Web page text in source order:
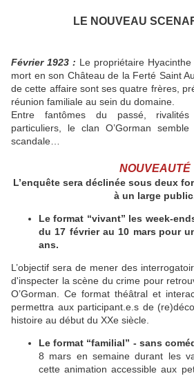
LE NOUVEAU
Février 1923 : Le propriétaire
mort en son Château de la Ferté Saint
de cette affaire sont ses quatre frères,
réunion familiale au sein du domaine.
Entre fantômes du passé,
particuliers, le clan O’Gorman
scandale…
NOUVEAUTÉ
L’enquête sera déclinée sous deux
à un large
Le format “vivant” les week-
du 17 février au 10 mars pour
ans.
L’objectif sera de mener des
d'inspecter la scène du crime pour
O’Gorman. Ce format théâtral et
permettra aux participant.e.s de
histoire au début du XXe siècle.
Le format “familial” - sans
8 mars en semaine durant les
cette animation accessible aux